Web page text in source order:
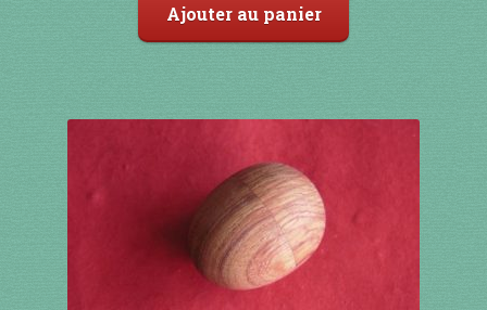
51 à 60€
Ajouter au panier